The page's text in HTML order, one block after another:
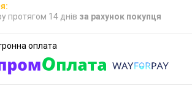
протягом 14 днів за рахунок покупця